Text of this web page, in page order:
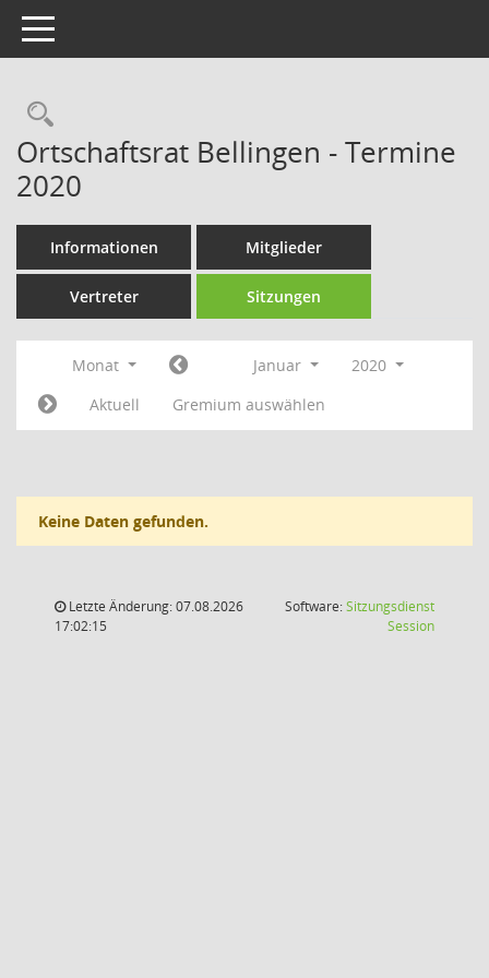
Toggle navigation
Rechercheauswahl
Ortschaftsrat Bellingen - Termine
2020
Informationen Mitglieder
Vertreter Sitzungen
Monat Januar
2020
Aktuell
Gremium auswählen
Keine Daten gefunden.
Letzte Änderung: 07.08.2026
17:02:15
Software:Sitzungsdienst
Session(Wird in